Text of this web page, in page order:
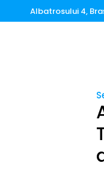
Albatrosului 4,